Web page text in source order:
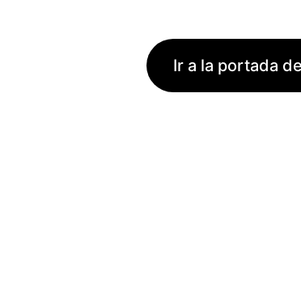
Ir a la portada de